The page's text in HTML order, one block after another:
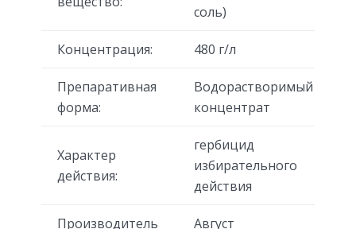
соль)
Концентрация: 480 г/л
Препаративная
форма:
Водорастворимый
концентрат
Характер
действия:
гербицид
избирательного
действия
Производитель Август